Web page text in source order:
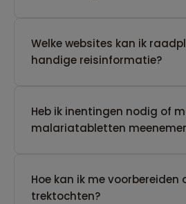
Welke websites kan ik
handige reisinformatie?
Heb ik inentingen nodig of
malariatabletten
Hoe kan ik me voorbereiden
trektochten?